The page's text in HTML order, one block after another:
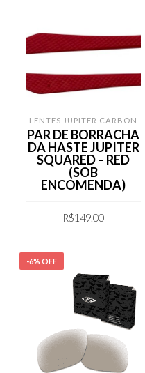
LENTES JUPITER CARBON
PAR DE BORRACHA
DA HASTE JUPITER
SQUARED – RED
(SOB
ENCOMENDA)
R$149.00
-6% OFF